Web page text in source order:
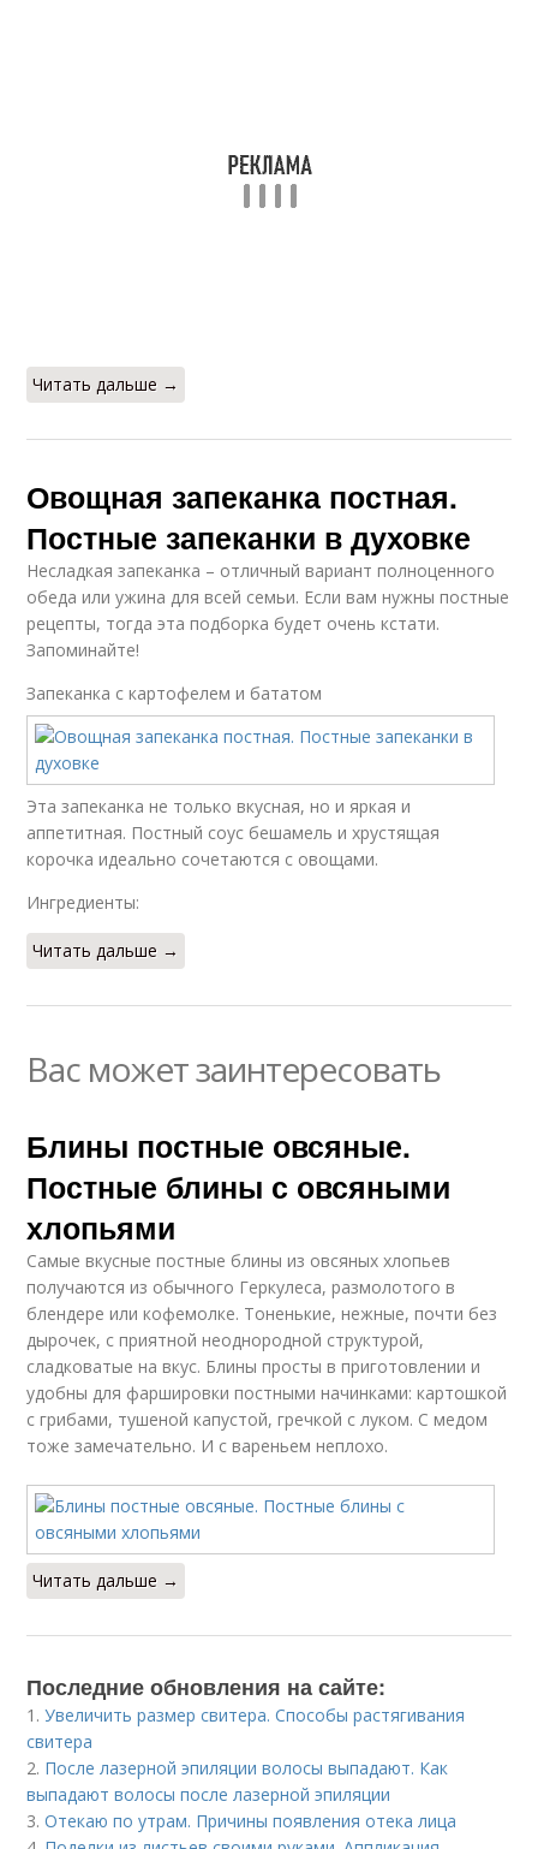
Читать дальше →
Овощная запеканка постная.
Постные запеканки в духовке
Несладкая запеканка – отличный вариант полноценного
обеда или ужина для всей семьи. Если вам нужны постные
рецепты, тогда эта подборка будет очень кстати.
Запоминайте!
Запеканка с картофелем и бататом
Эта запеканка не только вкусная, но и яркая и
аппетитная. Постный соус бешамель и хрустящая
корочка идеально сочетаются с овощами.
Ингредиенты:
Читать дальше →
Вас может заинтересовать
Блины постные овсяные.
Постные блины с овсяными
хлопьями
Самые вкусные постные блины из овсяных хлопьев
получаются из обычного Геркулеса, размолотого в
блендере или кофемолке. Тоненькие, нежные, почти без
дырочек, с приятной неоднородной структурой,
сладковатые на вкус. Блины просты в приготовлении и
удобны для фаршировки постными начинками: картошкой
с грибами, тушеной капустой, гречкой с луком. С медом
тоже замечательно. И с вареньем неплохо.
Читать дальше →
Последние обновления на сайте:
1.Увеличить размер свитера. Способы растягивания
свитера
2. После лазерной эпиляции волосы выпадают. Как
выпадают волосы после лазерной эпиляции
3.Отекаю по утрам. Причины появления отека лица